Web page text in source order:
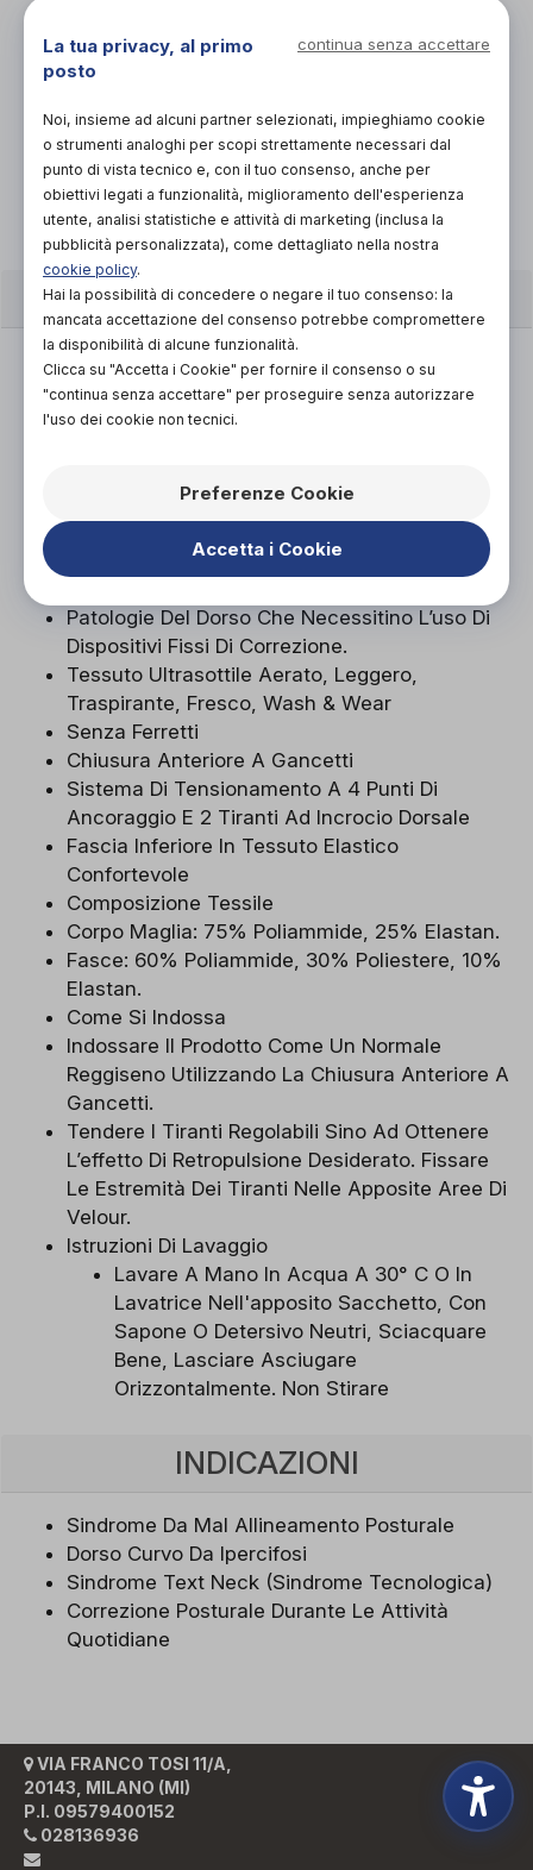
Scarica il coupon
CARATTERISTICHE
Prendere La Misura Della Circonferenza
Sottoseno
Prendere La Misura Della Circonferenza Del
Precedentemente Prese, Determino La
Patologie Del Dorso Che Necessitino L’uso Di
Dispositivi Fissi Di Correzione.
Tessuto Ultrasottile Aerato, Leggero,
Traspirante, Fresco, Wash & Wear
Senza Ferretti
Chiusura Anteriore A Gancetti
Sistema Di Tensionamento A 4 Punti Di
Ancoraggio E 2 Tiranti Ad Incrocio Dorsale
Fascia Inferiore In Tessuto Elastico
Confortevole
Composizione Tessile
Corpo Maglia: 75% Poliammide, 25% Elastan.
Fasce: 60% Poliammide, 30% Poliestere, 10%
Elastan.
Come Si Indossa
Indossare Il Prodotto Come Un Normale
Reggiseno Utilizzando La Chiusura Anteriore A
Gancetti.
Tendere I Tiranti Regolabili Sino Ad Ottenere
L’effetto Di Retropulsione Desiderato. Fissare
Le Estremità Dei Tiranti Nelle Apposite Aree Di
Velour.
Istruzioni Di Lavaggio
Lavare A Mano In Acqua A 30° C O In
Lavatrice Nell'apposito Sacchetto, Con
Sapone O Detersivo Neutri, Sciacquare
Bene, Lasciare Asciugare
Orizzontalmente. Non Stirare
INDICAZIONI
Sindrome Da Mal Allineamento Posturale
Dorso Curvo Da Ipercifosi
Sindrome Text Neck (Sindrome Tecnologica)
Correzione Posturale Durante Le Attività
Quotidiane
VIA FRANCO TOSI 11/A,
20143, MILANO (MI)
P.I. 09579400152
028136936
La tua privacy, al primo
posto
continua senza accettare
Noi, insieme ad alcuni partner selezionati, impieghiamo cookie
o strumenti analoghi per scopi strettamente necessari dal
punto di vista tecnico e, con il tuo consenso, anche per
obiettivi legati a funzionalità, miglioramento dell'esperienza
utente, analisi statistiche e attività di marketing (inclusa la
pubblicità personalizzata), come dettagliato nella nostra
cookie policy.
Hai la possibilità di concedere o negare il tuo consenso: la
mancata accettazione del consenso potrebbe compromettere
la disponibilità di alcune funzionalità.
Clicca su "Accetta i Cookie" per fornire il consenso o su
"continua senza accettare" per proseguire senza autorizzare
l'uso dei cookie non tecnici.
Preferenze Cookie
Accetta i Cookie